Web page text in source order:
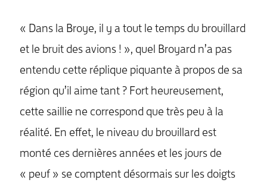
« Dans la Broye, il y a tout le temps du brouillard
et le bruit des avions ! », quel Broyard n’a pas
entendu cette réplique piquante à propos de sa
région qu’il aime tant ? Fort heureusement,
cette saillie ne correspond que très peu à la
réalité. En effet, le niveau du brouillard est
monté ces dernières années et les jours de
« peuf » se comptent désormais sur les doigts